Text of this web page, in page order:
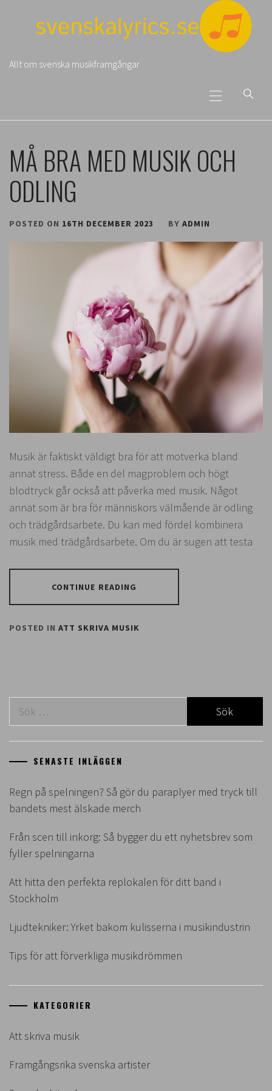
Allt om svenska musikframgångar
Menu
MÅ BRA MED MUSIK OCH
ODLING
POSTED ON 16TH DECEMBER 2023 BY ADMIN
Musik är faktiskt väldigt bra för att motverka bland
annat stress. Både en del magproblem och högt
blodtryck går också att påverka med musik. Något
annat som är bra för människors välmående är odling
och trädgårdsarbete. Du kan med fördel kombinera
musik med trädgårdsarbete. Om du är sugen att testa
CONTINUE READING
POSTED IN ATT SKRIVA MUSIK
SENASTE INLÄGGEN
Regn på spelningen? Så gör du paraplyer med tryck till
bandets mest älskade merch
Från scen till inkorg: Så bygger du ett nyhetsbrev som
fyller spelningarna
Att hitta den perfekta replokalen för ditt band i
Stockholm
Ljudtekniker: Yrket bakom kulisserna i musikindustrin
Tips för att förverkliga musikdrömmen
KATEGORIER
Att skriva musik
Framgångsrika svenska artister